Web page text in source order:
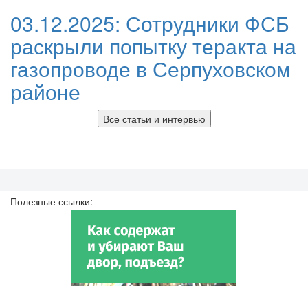
03.12.2025: Сотрудники ФСБ
раскрыли попытку теракта на
газопроводе в Серпуховском
районе
Все статьи и интервью
Полезные ссылки: